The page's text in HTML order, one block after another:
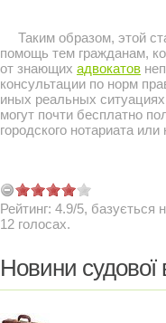
Таким образом, этой
помощь тем гражданам,
от знающих адвокатов
консультации по норм
иных реальных
могут почти бесплатно
городского нотариата
Рейтинг: 4.9/5, базується
12 голосах.
Новини судової